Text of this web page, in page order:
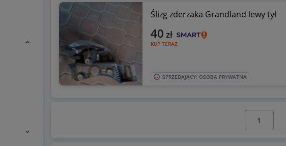
Ślizg zderzaka Grandland lewy tył
KUP TERAZ
40 zł
SPRZEDAJĄCY: OSOBA PRYWATNA